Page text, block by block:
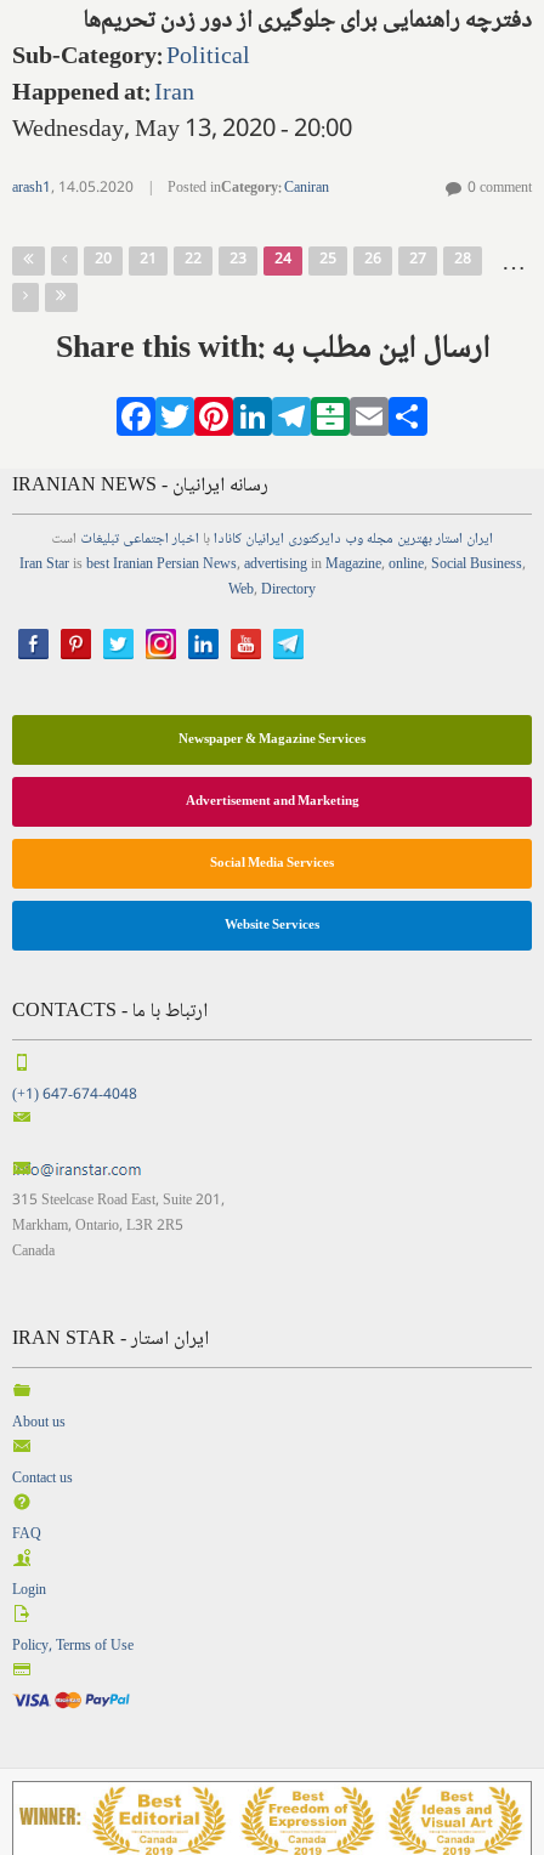
دفترچه راهنمایی برای جلوگیری از دور زدن تحریم‌ها
Sub-Category:Political
Happened at:Iran
Wednesday, May 13, 2020 - 20:00
arash1, 14.05.2020 | Posted inCategory:Caniran 0 comment
Pages …
20 21 22 23 24 25 26 27 28
Share this with: ارسال این مطلب به
Facebook
TwitterPinterestLinkedIn
Telegram
Balatarin
Email
IRANIAN NEWS - رسانه ایرانیان
ایران استاربهترین مجلهوب دایرکتوری ایرانیان کانادابا اخباراجتماعیتبلیغات است
Iran Starisbest Iranian PersianNews,advertisinginMagazine,online,Social Business,
Web,Directory
Newspaper & Magazine Services
Advertisement and Marketing
Social Media Services
Website Services
CONTACTS - ارتباط با ما
(+1) 647-674-4048
315 Steelcase Road East, Suite 201,
Markham, Ontario, L3R 2R5
Canada
IRAN STAR - ایران استار
About us
Contact us
FAQ
Login
Policy, Terms of Use